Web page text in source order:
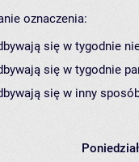
oznaczenia:
się w tygodnie
się w tygodnie
się w inny